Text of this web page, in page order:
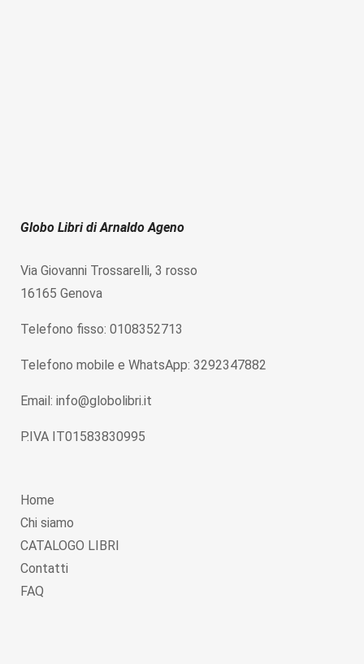
Globo Libri di Arnaldo Ageno
Via Giovanni Trossarelli, 3 rosso
16165 Genova
Telefono fisso: 0108352713
Telefono mobile e WhatsApp: 3292347882
Email: info@globolibri.it
P.IVA IT01583830995
Home
Chi siamo
CATALOGO LIBRI
Contatti
FAQ